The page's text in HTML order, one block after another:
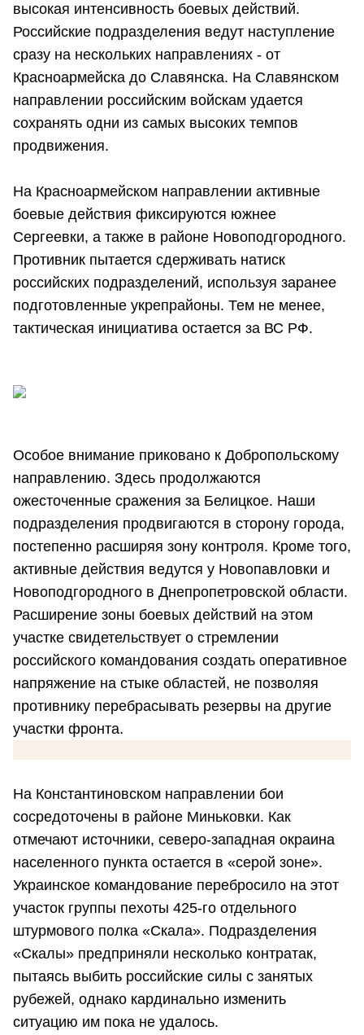
высокая интенсивность боевых действий.
Российские подразделения ведут наступление
сразу на нескольких направлениях - от
Красноармейска до Славянска. На Славянском
направлении российским войскам удается
сохранять одни из самых высоких темпов
продвижения.
На Красноармейском направлении активные
боевые действия фиксируются южнее
Сергеевки, а также в районе Новоподгородного.
Противник пытается сдерживать натиск
российских подразделений, используя заранее
подготовленные укрепрайоны. Тем не менее,
тактическая инициатива остается за ВС РФ.
Особое внимание приковано к Добропольскому
направлению. Здесь продолжаются
ожесточенные сражения за Белицкое. Наши
подразделения продвигаются в сторону города,
постепенно расширяя зону контроля. Кроме того,
активные действия ведутся у Новопавловки и
Новоподгородного в Днепропетровской области.
Расширение зоны боевых действий на этом
участке свидетельствует о стремлении
российского командования создать оперативное
напряжение на стыке областей, не позволяя
противнику перебрасывать резервы на другие
участки фронта.
На Константиновском направлении бои
сосредоточены в районе Миньковки. Как
отмечают источники, северо-западная окраина
населенного пункта остается в «серой зоне».
Украинское командование перебросило на этот
участок группы пехоты 425-го отдельного
штурмового полка «Скала». Подразделения
«Скалы» предприняли несколько контратак,
пытаясь выбить российские силы с занятых
рубежей, однако кардинально изменить
ситуацию им пока не удалось.